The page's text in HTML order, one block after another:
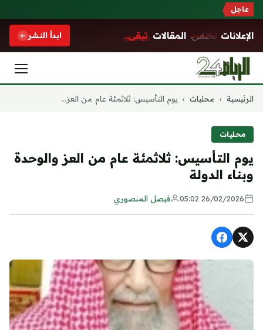
عاجل
الإعلانات تختفي. المقالات تبقى. ابدأ النشر
التجاوز
الرئيسية › محليات › يوم التأسيس: ثلاثمئة عام من العز...
محليات
يوم التأسيس: ثلاثمئة عام من العز والوحدة
وبناء الدولة
26/02/2026 05:02 فيصل المنصوري